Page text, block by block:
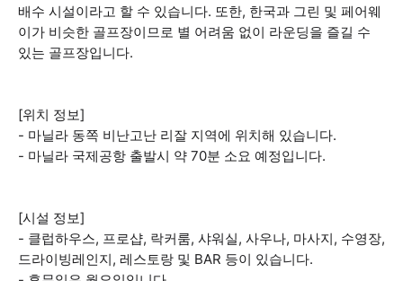
배수 시설이라고 할 수 있습니다. 또한, 한국과 그린 및 페어웨
이가 비슷한 골프장이므로 별 어려움 없이 라운딩을 즐길 수
있는 골프장입니다.
[위치 정보]
- 마닐라 동쪽 비난고난 리잘 지역에 위치해 있습니다.
- 마닐라 국제공항 출발시 약 70분 소요 예정입니다.
[시설 정보]
- 클럽하우스, 프로샵, 락커룸, 샤워실, 사우나, 마사지, 수영장,
드라이빙레인지, 레스토랑 및 BAR 등이 있습니다.